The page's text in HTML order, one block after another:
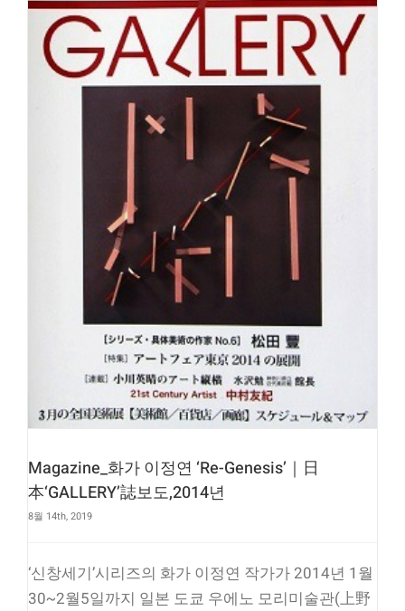
Magazine_화가 이정연 ‘Re-Genesis’｜日
本‘GALLERY’誌보도,2014년
8월 14th, 2019
‘신창세기’시리즈의 화가 이정연 작가가 2014년 1월
30~2월5일까지 일본 도쿄 우에노 모리미술관(上野